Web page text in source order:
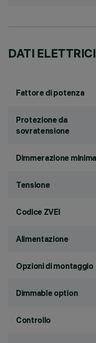
DATI ELETTRICI
Fattore di potenza
Protezione da
sovratensione
Dimmerazione minima
Tensione
Codice ZVEI
Alimentazione
Opzioni di montaggio
Dimmable option
Controllo